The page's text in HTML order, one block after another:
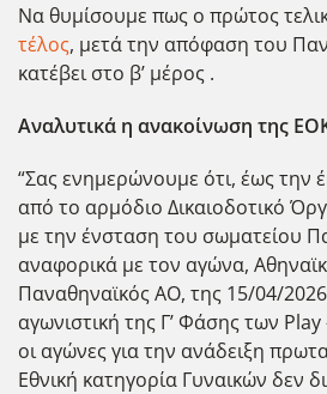
Να θυμίσουμε πως ο πρώτος
τέλος, μετά την απόφαση του
κατέβει στο β’ μέρος .
Αναλυτικά η ανακοίνωση της
“Σας ενημερώνουμε ότι, έως την
από το αρμόδιο Δικαιοδοτικό
με την ένσταση του σωματείου
αναφορικά με τον αγώνα,
Παναθηναϊκός ΑΟ, της 15/04/
αγωνιστική της Γ’ Φάσης των
οι αγώνες για την ανάδειξη
Εθνική κατηγορία Γυναικών δεν